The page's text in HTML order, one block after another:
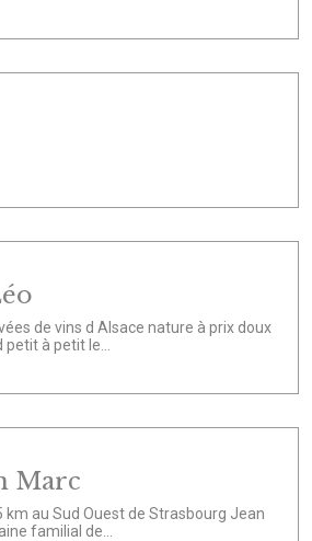
de vins d Alsace nature à prix doux
petit à petit le...
Marc
km au Sud Ouest de Strasbourg Jean
familial de...